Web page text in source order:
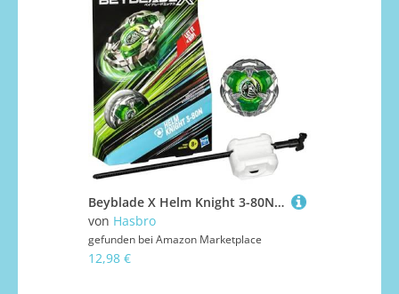
Beyblade X Helm Knight 3-80N Starter Pack Kreisel und Starter Verpackung kann variieren
von Hasbro
gefunden bei Amazon Marketplace
12,98 €